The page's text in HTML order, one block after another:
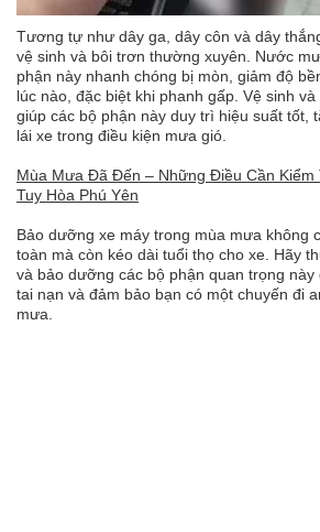
Tương tự như dây ga, dây côn và dây
vệ sinh và bôi trơn thường xuyên. Nước
phận này nhanh chóng bị mòn, giảm độ
lúc nào, đặc biệt khi phanh gấp. Vệ sinh
giúp các bộ phận này duy trì hiệu suất tốt,
lái xe trong điều kiện mưa gió.
Mùa Mưa Đã Đến – Những Điều Cần Kiểm
Tuy Hòa Phú Yên
Bảo dưỡng xe máy trong mùa mưa không
toàn mà còn kéo dài tuổi thọ cho xe. Hãy
và bảo dưỡng các bộ phận quan trọng
tai nạn và đảm bảo bạn có một chuyến đi
mưa.